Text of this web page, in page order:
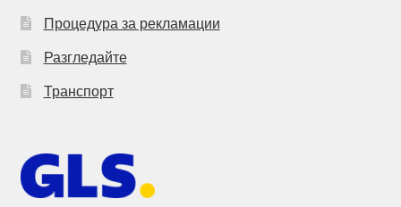
Процедура за рекламации
Разгледайте
Транспорт